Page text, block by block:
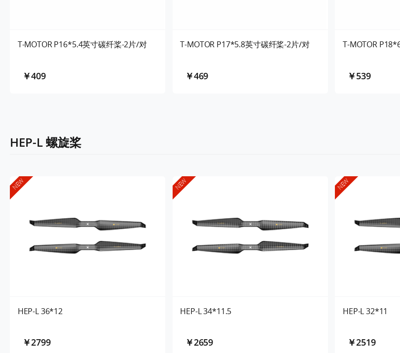
T-MOTOR P16*5.4英寸碳纤桨-2片/对
￥409
T-MOTOR P17*5.8英寸碳纤桨-2片/对
￥469
T-MOTOR
￥539
HEP-L 螺旋桨
NEW
HEP-L 36*12
￥2799
NEW
HEP-L 34*11.5
￥2659
NEW
HEP-L 32*11
￥2519